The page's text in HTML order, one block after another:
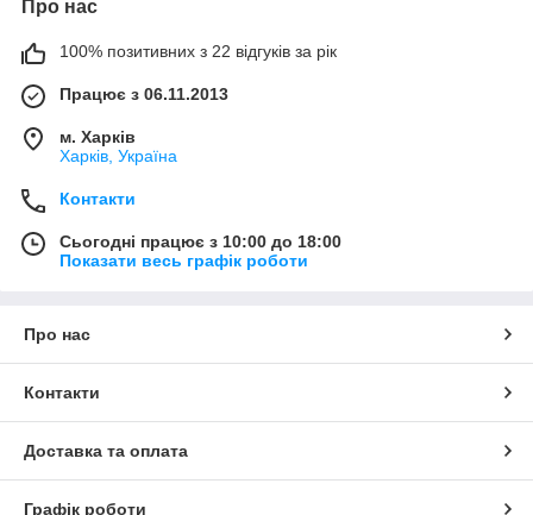
Про нас
100% позитивних з 22 відгуків за рік
Працює з 06.11.2013
м. Харків
Харків, Україна
Контакти
Сьогодні працює з 10:00 до 18:00
Показати весь графік роботи
Про нас
Контакти
Доставка та оплата
Графік роботи